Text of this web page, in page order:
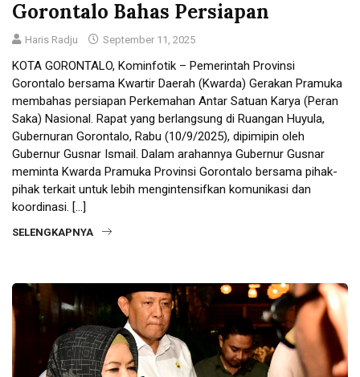
Gorontalo Bahas Persiapan
Haris Radju September 11, 2025
KOTA GORONTALO, Kominfotik – Pemerintah Provinsi
Gorontalo bersama Kwartir Daerah (Kwarda) Gerakan Pramuka
membahas persiapan Perkemahan Antar Satuan Karya (Peran
Saka) Nasional. Rapat yang berlangsung di Ruangan Huyula,
Gubernuran Gorontalo, Rabu (10/9/2025), dipimipin oleh
Gubernur Gusnar Ismail. Dalam arahannya Gubernur Gusnar
meminta Kwarda Pramuka Provinsi Gorontalo bersama pihak-
pihak terkait untuk lebih mengintensifkan komunikasi dan
koordinasi. […]
SELENGKAPNYA